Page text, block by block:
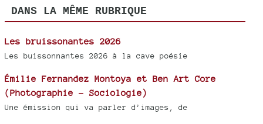
DANS LA MÊME RUBRIQUE
Les bruissonantes 2026
Les buissonnantes 2026 à la cave poésie
Émilie Fernandez Montoya et Ben Art Core
(Photographie - Sociologie)
Une émission qui va parler d’images, de